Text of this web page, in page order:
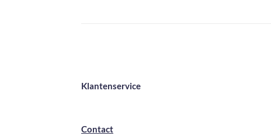
Klantenservice
Contact